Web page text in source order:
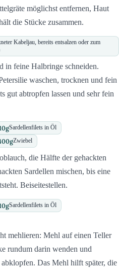
möglichst entfernen, Haut
die Stücke zusammen.
Kabeljau, bereits entsalzen oder zum
in feine Halbringe schneiden.
waschen, trocknen und fein
gut abtropfen lassen und sehr fein
gSardellenfilets in Öl
gZwiebel
die Hälfte der gehackten
Sardellen mischen, bis eine
Beiseitestellen.
gSardellenfilets in Öl
mehlieren: Mehl auf einen Teller
rundum darin wenden und
Das Mehl hilft später, die